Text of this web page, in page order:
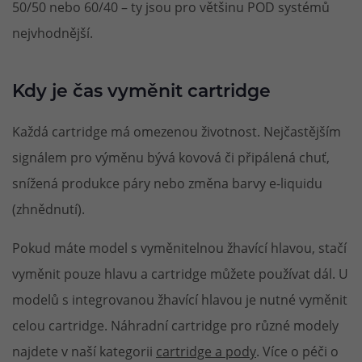
50/50 nebo 60/40 – ty jsou pro většinu POD systémů
nejvhodnější.
Kdy je čas vyměnit cartridge
Každá cartridge má omezenou životnost. Nejčastějším
signálem pro výměnu bývá kovová či připálená chuť,
snížená produkce páry nebo změna barvy e-liquidu
(zhnědnutí).
Pokud máte model s vyměnitelnou žhavící hlavou, stačí
vyměnit pouze hlavu a cartridge můžete používat dál. U
modelů s integrovanou žhavící hlavou je nutné vyměnit
celou cartridge. Náhradní cartridge pro různé modely
najdete v naší kategorii cartridge a pody. Více o péči o